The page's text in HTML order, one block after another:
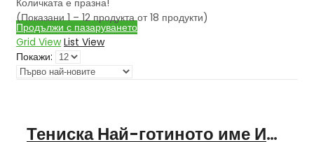
Количката е празна!
Продължи с пазаруването
(Показани 1 – 12 продукта от 18 продукти)
Grid View List View
Покажи:
Тениска Най-готиното име Иван